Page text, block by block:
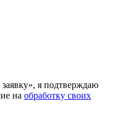
я подтверждаю
наобработку своих